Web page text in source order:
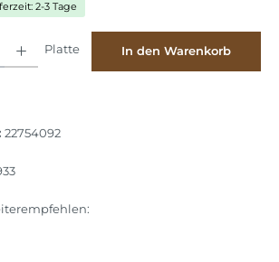
2-3 Tage
Platte In den Warenkorb
22754092